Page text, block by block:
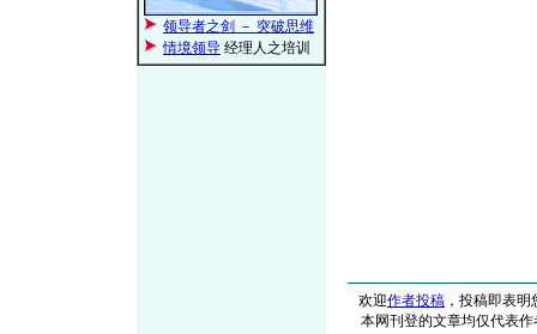
领导者之剑 － 突破思维
情境领导 经理人之培训
欢迎作者投稿 ，投稿即表
本网刊登的文章均仅代表